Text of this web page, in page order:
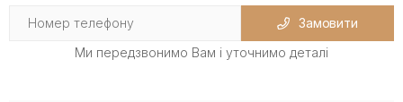
Замовити
Ми передзвонимо Вам і уточнимо деталі